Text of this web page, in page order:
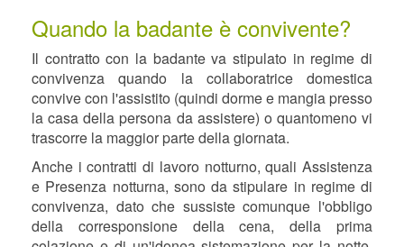
Quando la badante è convivente?
Il contratto con la badante va stipulato in regime di
convivenza quando la collaboratrice domestica
convive con l'assistito (quindi dorme e mangia presso
la casa della persona da assistere) o quantomeno vi
trascorre la maggior parte della giornata.
Anche i contratti di lavoro notturno, quali Assistenza
e Presenza notturna, sono da stipulare in regime di
convivenza, dato che sussiste comunque l'obbligo
della corresponsione della cena, della prima